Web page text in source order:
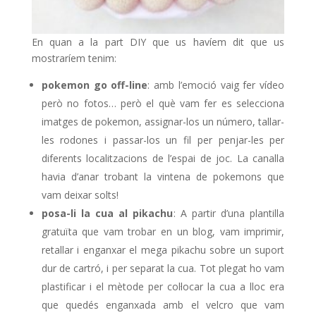
En quan a la part DIY que us havíem dit que us
mostraríem tenim:
pokemon go off-line: amb l’emoció vaig fer vídeo
però no fotos… però el què vam fer es selecciona
imatges de pokemon, assignar-los un número, tallar-
les rodones i passar-los un fil per penjar-les per
diferents localitzacions de l’espai de joc. La canalla
havia d’anar trobant la vintena de pokemons que
vam deixar solts!
posa-li la cua al pikachu: A partir d’una plantilla
gratuïta que vam trobar en un blog, vam imprimir,
retallar i enganxar el mega pikachu sobre un suport
dur de cartró, i per separat la cua. Tot plegat ho vam
plastificar i el mètode per col·locar la cua a lloc era
que quedés enganxada amb el velcro que vam